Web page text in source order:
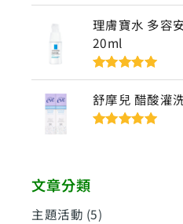
5
理膚寶水 多容
20ml
評分5滿分
5
舒摩兒 醋酸灌
文章分類
主題活動 (5)